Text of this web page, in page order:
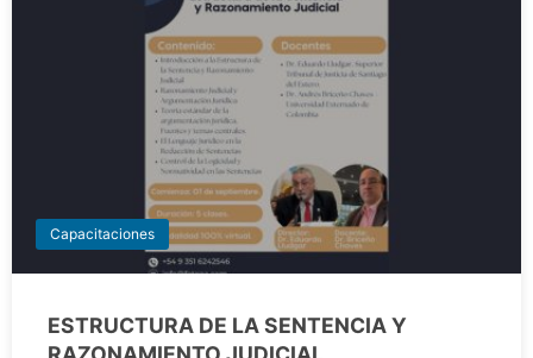
Capacitaciones
ESTRUCTURA DE LA SENTENCIA Y